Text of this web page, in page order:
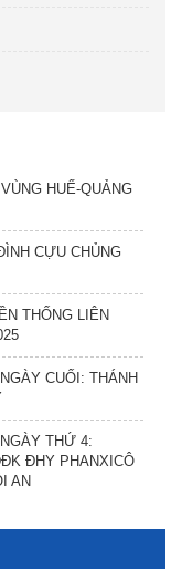
HUẾ-QUẢNG
CỰU CHỦNG
THỐNG LIÊN
CUỐI: THÁNH
THỨ 4:
ĐHY PHANXICÔ
AN